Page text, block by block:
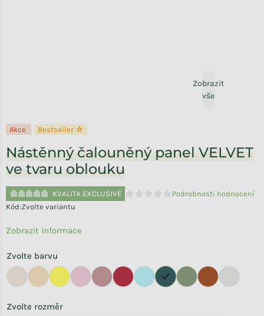
Zobrazit
vše
Akce Bestseller ☆
Nástěnný čalouněný panel VELVET
ve tvaru oblouku
KVALITA EXCLUSIVE
Průměrné hodnocení produktu
Podrobnosti hodnocení
Kód:Zvolte variantu
Zvolte barvu
Zvolte rozměr
Zobrazit informace